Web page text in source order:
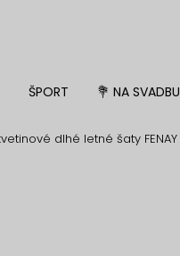
ŠPORT 💐 NA SVADBU
dlhé letné šaty FENAY